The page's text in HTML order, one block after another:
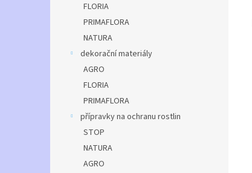
FLORIA
PRIMAFLORA
NATURA
dekorační materiály
AGRO
FLORIA
PRIMAFLORA
přípravky na ochranu rostlin
STOP
NATURA
AGRO